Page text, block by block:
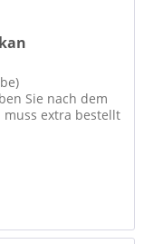
Sie nach dem
muss extra bestellt